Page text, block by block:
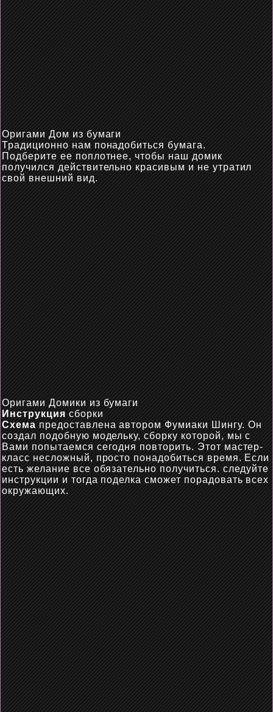
Оригами Дом из бумаги
Традиционно нам понадобиться бумага.
Подберитееепоплотнее, чтобы наш домик
получился действительно красивым и не утратил
свой внешний вид.
Оригами Домики из бумаги
Инструкциясборки
Схемапредоставлена авторомФумиакиШингу. Он
создал подобнуюмодельку, сборку которой, мы с
Вами попытаемся сегодня повторить. Этот мастер-
класснесложный,простопонадобиться время. Если
есть желание все обязательно получиться.следуйте
инструкции и тогда поделка сможет порадовать всех
окружающих.